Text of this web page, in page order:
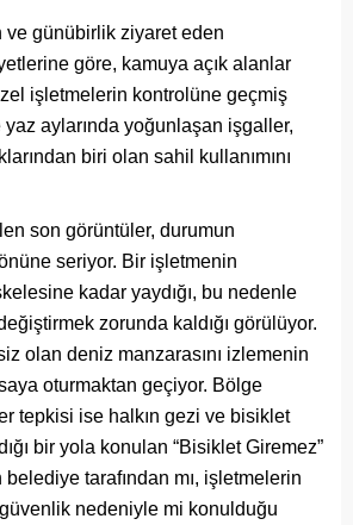
ve günübirlik ziyaret eden
göre, kamuya açık alanlar
işletmelerin kontrolüne geçmiş
aylarında yoğunlaşan işgaller,
biri olan sahil kullanımını
son görüntüler, durumun
seriyor. Bir işletmenin
kadar yaydığı, bu nedenle
zorunda kaldığı görülüyor.
olan deniz manzarasını izlemenin
oturmaktan geçiyor. Bölge
tepkisi ise halkın gezi ve bisiklet
bir yola konulan “Bisiklet Giremez”
belediye tarafından mı, işletmelerin
nedeniyle mi konulduğu